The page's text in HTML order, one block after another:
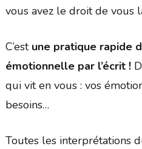
vous avez le droit de vous
C’est une pratique rapide
émotionnelle par l’écrit !
qui vit en vous : vos
besoins…
Toutes les interprétations